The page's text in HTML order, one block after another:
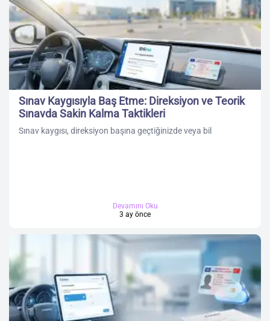
Sınav Kaygısıyla Baş Etme: Direksiyon ve Teorik
Sınavda Sakin Kalma Taktikleri
Sınav kaygısı, direksiyon başına geçtiğinizde veya bil
Devamını Oku
3 ay önce